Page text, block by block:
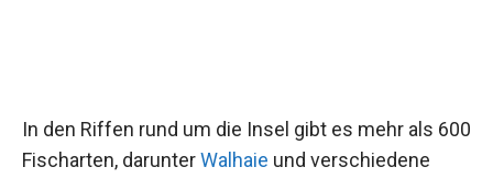
In den Riffen rund um die Insel gibt es mehr als 600
Fischarten, darunterWalhaie und verschiedene